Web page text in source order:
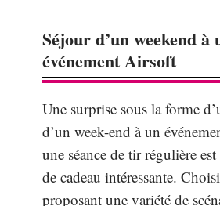
Séjour d’un weekend à
événement Airsoft
Une surprise sous la forme
d’un week-end à un
une séance de tir régulière
de cadeau intéressante.
proposant une variété de